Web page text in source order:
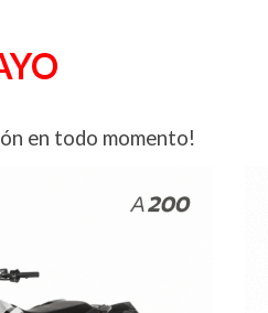
en todo momento!